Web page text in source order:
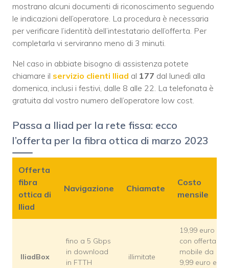
mostrano alcuni documenti di riconoscimento seguendo
le indicazioni dell’operatore. La procedura è necessaria
per verificare l’identità dell’intestatario dell’offerta. Per
completarla vi serviranno meno di 3 minuti.
Nel caso in abbiate bisogno di assistenza potete
chiamare il servizio clienti Iliad al 177 dal lunedì alla
domenica, inclusi i festivi, dalle 8 alle 22. La telefonata è
gratuita dal vostro numero dell’operatore low cost.
Passa a Iliad per la rete fissa: ecco
l’offerta per la fibra ottica di marzo 2023
Offerta
fibra
ottica di
Iliad
Navigazione Chiamate
Costo
mensile
IliadBox
fino a 5 Gbps
in download
in FTTH
illimitate
19,99 euro
con offerta
mobile da
9,99 euro e